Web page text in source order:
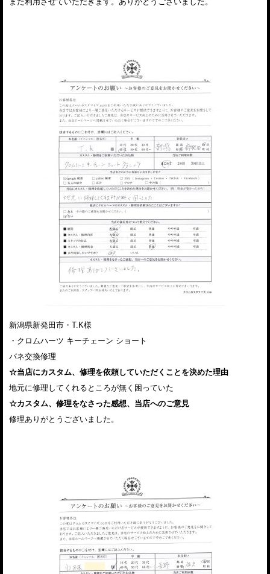
新潟県新発田市・T.K様
・クロムハーツ キーチェーン ショート
バネ交換修理
☆当店にカスタム、修理を依頼していただくことを決めた理由
地元に修理してくれるところが無く困っていた
☆カスタム、修理をなさった感想、当店へのご意見
修理ありがとうございました。